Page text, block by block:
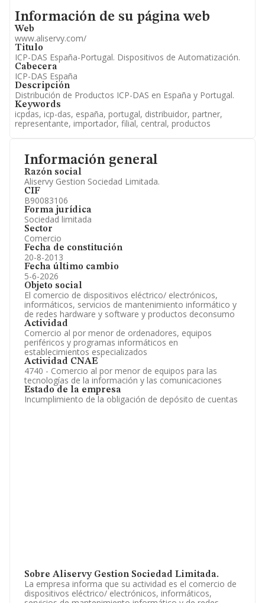
Información general
Razón social
Aliservy Gestion Sociedad Limitada.
CIF
B90083106
Forma jurídica
Sociedad limitada
Sector
Comercio
Fecha de constitución
20-8-2013
Fecha último cambio
5-6-2026
Objeto social
El comercio de dispositivos eléctrico/ electrónicos,
informáticos, servicios de mantenimiento informático y
de redes hardware y software y productos deconsumo
Actividad
Comercio al por menor de ordenadores, equipos
periféricos y programas informáticos en
establecimientos especializados
Actividad CNAE
4740 - Comercio al por menor de equipos para las
tecnologías de la información y las comunicaciones
Estado de la empresa
Incumplimiento de la obligación de depósito de cuentas
Sobre Aliservy Gestion Sociedad Limitada.
La empresa informa que su actividad es el comercio de
dispositivos eléctrico/ electrónicos, informáticos,
Información oficial y registral complementaria.
Informacion de su página web
Información de su página web
Web
www.aliservy.com/
Titulo
ICP-DAS España-Portugal. Dispositivos de Automatización.
Cabecera
ICP-DAS España
Descripción
Distribución de Productos ICP-DAS en España y Portugal.
Keywords
icpdas, icp-das, españa, portugal, distribuidor, partner,
representante, importador, filial, central, productos